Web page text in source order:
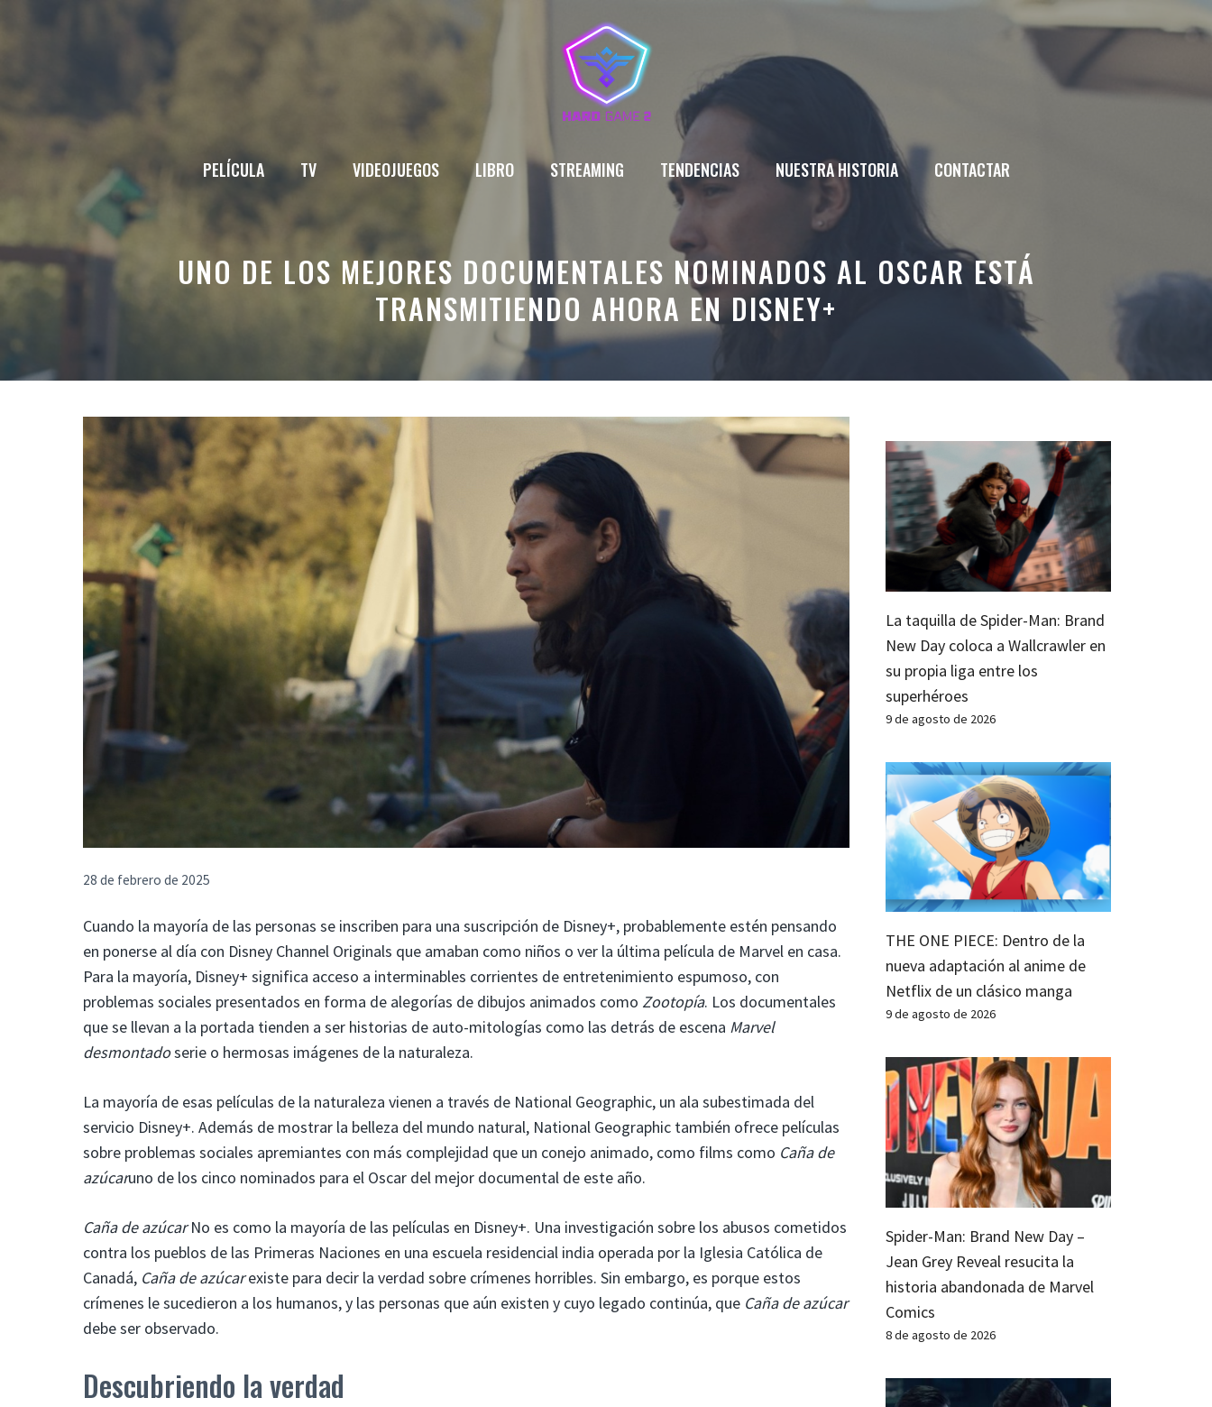
PELÍCULA TV VIDEOJUEGOS LIBRO STREAMING TENDENCIAS NUESTRA HISTORIA CONTACTAR
UNO DE LOS MEJORES DOCUMENTALES NOMINADOS AL OSCAR ESTÁ
TRANSMITIENDO AHORA EN DISNEY+
28 de febrero de 2025
Cuando la mayoría de las personas se inscriben para una suscripción de Disney+, probablemente estén pensando
en ponerse al día con Disney Channel Originals que amaban como niños o ver la última película de Marvel en casa.
Para la mayoría, Disney+ significa acceso a interminables corrientes de entretenimiento espumoso, con
problemas sociales presentados en forma de alegorías de dibujos animados como Zootopía. Los documentales
que se llevan a la portada tienden a ser historias de auto-mitologías como las detrás de escena Marvel
desmontadoserie o hermosas imágenes de la naturaleza.
La mayoría de esas películas de la naturaleza vienen a través de National Geographic, un ala subestimada del
servicio Disney+. Además de mostrar la belleza del mundo natural, National Geographic también ofrece películas
sobre problemas sociales apremiantes con más complejidad que un conejo animado, como films como Caña de
azúcaruno de los cinco nominados para el Oscar del mejor documental de este año.
Caña de azúcarNo es como la mayoría de las películas en Disney+. Una investigación sobre los abusos cometidos
contra los pueblos de las Primeras Naciones en una escuela residencial india operada por la Iglesia Católica de
Canadá, Caña de azúcarexiste para decir la verdad sobre crímenes horribles. Sin embargo, es porque estos
crímenes le sucedieron a los humanos, y las personas que aún existen y cuyo legado continúa, que Caña de azúcar
debe ser observado.
Descubriendo la verdad
La taquilla de Spider-Man: Brand
New Day coloca a Wallcrawler en
su propia liga entre los
superhéroes
9 de agosto de 2026
THE ONE PIECE: Dentro de la
nueva adaptación al anime de
Netflix de un clásico manga
9 de agosto de 2026
Spider-Man: Brand New Day –
Jean Grey Reveal resucita la
historia abandonada de Marvel
Comics
8 de agosto de 2026